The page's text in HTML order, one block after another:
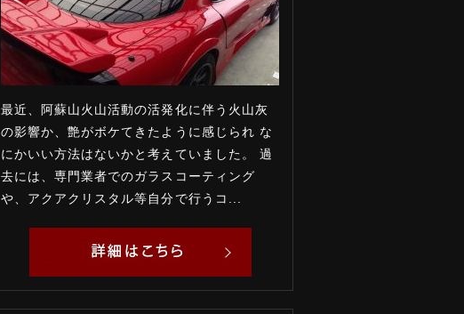
最近、阿蘇山火山活動の活発化に伴う火山灰
の影響か、艶がボケてきたように感じられ な
にかいい方法はないかと考えていました。 過
去には、専門業者でのガラスコーティング
や、アクアクリスタル等自分で行うコ...